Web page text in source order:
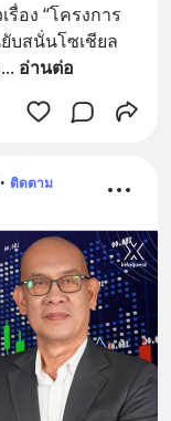
อง “โครงการ
บสนั่นโซเชียล
... อ่านต่อ
• ติดตาม